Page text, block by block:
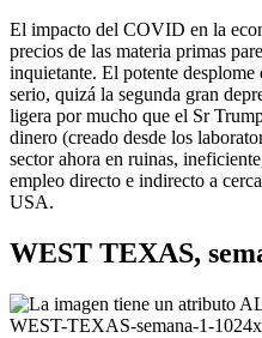
El impacto del COVID en la
precios de las materia primas
inquietante. El potente
serio, quizá la segunda gran
ligera por mucho que el Sr
dinero (creado desde los
sector ahora en ruinas,
empleo directo e indirecto a
USA.
WEST TEXAS,